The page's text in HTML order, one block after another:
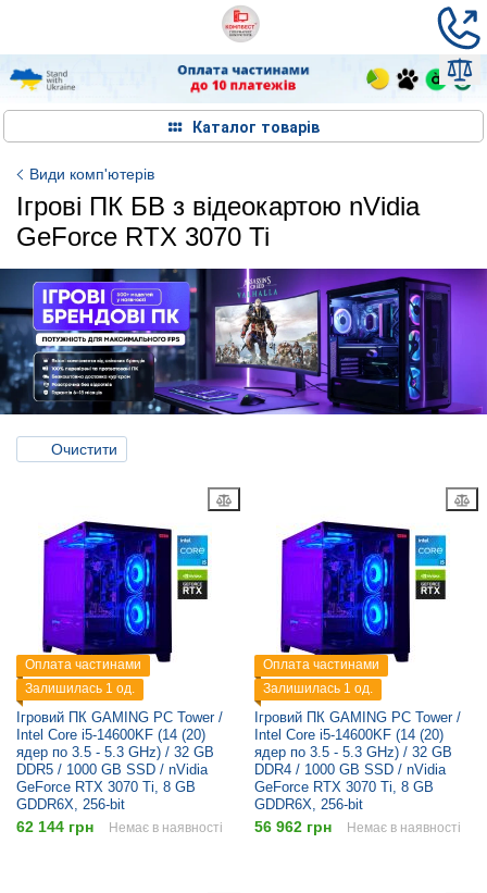
Каталог товарів
Види комп'ютерів
Ігрові ПК БВ з відеокартою nVidia
GeForce RTX 3070 Ti
Очистити
Оплата частинами
Залишилась 1 од.
Ігровий ПК GAMING PC Tower /
Intel Core i5-14600KF (14 (20)
ядер по 3.5 - 5.3 GHz) / 32 GB
DDR5 / 1000 GB SSD / nVidia
GeForce RTX 3070 Ti, 8 GB
GDDR6X, 256-bit
62 144 грн Немає в наявності
Оплата частинами
Залишилась 1 од.
Ігровий ПК GAMING PC Tower /
Intel Core i5-14600KF (14 (20)
ядер по 3.5 - 5.3 GHz) / 32 GB
DDR4 / 1000 GB SSD / nVidia
GeForce RTX 3070 Ti, 8 GB
GDDR6X, 256-bit
56 962 грн Немає в наявності